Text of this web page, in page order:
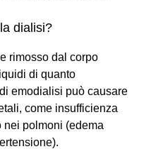
dialisi?
rimosso dal corpo
di quanto
emodialisi può causare
come insufficienza
polmoni (edema